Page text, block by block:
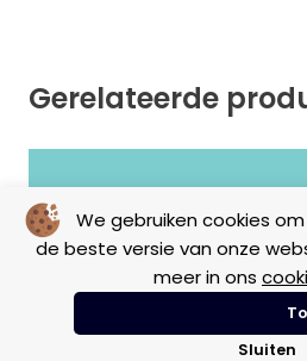
We gebruiken cookies
de beste versie van onze
meer in ons
Sluiten
Gerelateerde